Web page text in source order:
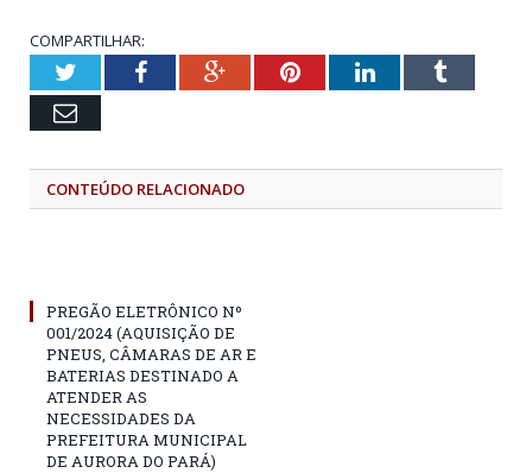
COMPARTILHAR:
TwitterFacebookGoogle+PinterestLinkedInTumblr
Email
CONTEÚDO RELACIONADO
PREGÃO ELETRÔNICO Nº
001/2024 (AQUISIÇÃO DE
PNEUS, CÂMARAS DE AR E
BATERIAS DESTINADO A
ATENDER AS
NECESSIDADES DA
PREFEITURA MUNICIPAL
DE AURORA DO PARÁ)